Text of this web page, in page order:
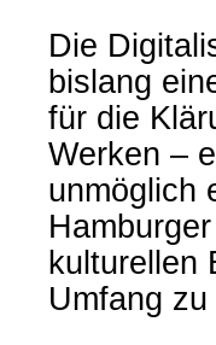
Die
bislang
für die
Werken –
unmöglich
kulturellen
Umfang